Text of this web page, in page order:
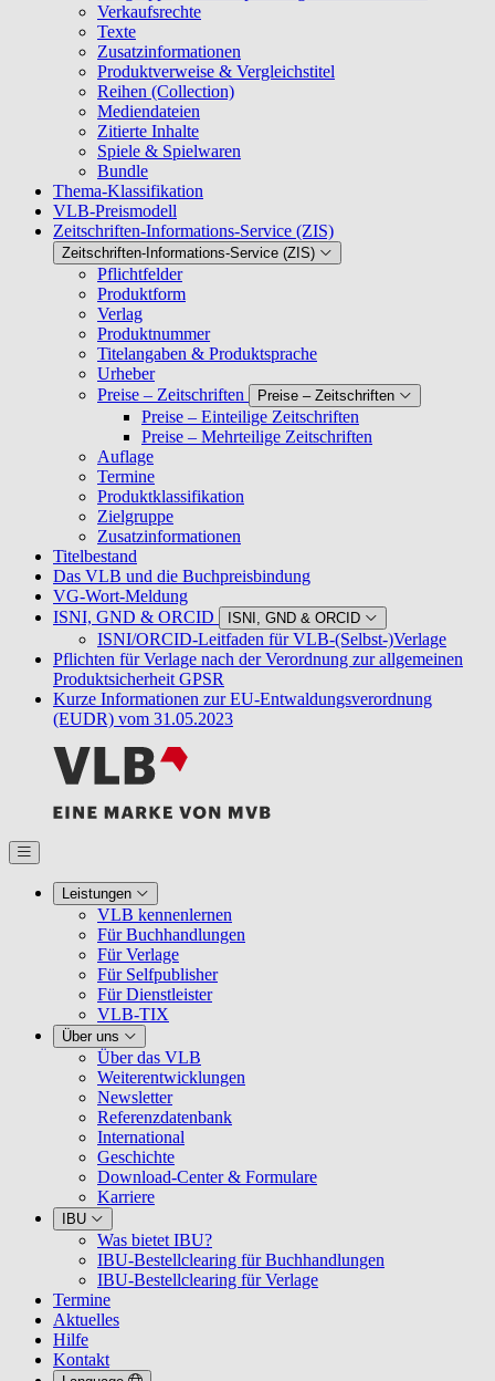
Verkaufsrechte
Texte
Zusatzinformationen
Produktverweise & Vergleichstitel
Reihen (Collection)
Mediendateien
Zitierte Inhalte
Spiele & Spielwaren
Bundle
Thema-Klassifikation
VLB-Preismodell
Zeitschriften-Informations-Service (ZIS)
Zeitschriften-Informations-Service (ZIS)
Pflichtfelder
Produktform
Verlag
Produktnummer
Titelangaben & Produktsprache
Urheber
Preise – Zeitschriften
Preise – Zeitschriften
Preise – Einteilige Zeitschriften
Preise – Mehrteilige Zeitschriften
Auflage
Termine
Produktklassifikation
Zielgruppe
Zusatzinformationen
Titelbestand
Das VLB und die Buchpreisbindung
VG-Wort-Meldung
ISNI, GND & ORCID
ISNI, GND & ORCID
ISNI/ORCID-Leitfaden für VLB-(Selbst-)Verlage
Pflichten für Verlage nach der Verordnung zur allgemeinen
Produktsicherheit GPSR
Kurze Informationen zur EU-Entwaldungsverordnung
(EUDR) vom 31.05.2023
Leistungen
VLB kennenlernen
Für Buchhandlungen
Für Verlage
Für Selfpublisher
Für Dienstleister
VLB-TIX
Über uns
Über das VLB
Weiterentwicklungen
Newsletter
Referenzdatenbank
International
Geschichte
Download-Center & Formulare
Karriere
IBU
Was bietet IBU?
IBU-Bestellclearing für Buchhandlungen
IBU-Bestellclearing für Verlage
Termine
Aktuelles
Hilfe
Kontakt